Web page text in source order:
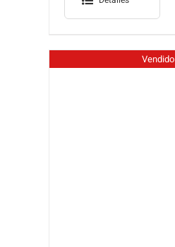
Vendido